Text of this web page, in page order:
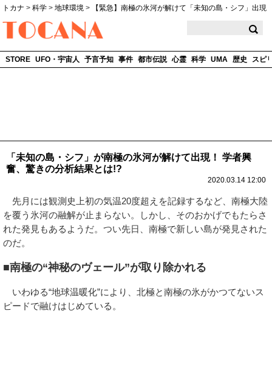
トカナ > 科学 > 地球環境 >
【緊急】南極の氷河が解けて「未知の島・シフ」出現
STORE UFO・宇宙人 予言予知 事件 都市伝説 心霊 科学 UMA 歴史 スピ
「未知の島・シフ」が南極の氷河が解けて出現！ 学者興
奮、驚きの分析結果とは!?
2020.03.14 12:00
先月には観測史上初の気温20度超えを記録するなど、南極大陸
を覆う氷河の融解が止まらない。しかし、そのおかげでもたらさ
れた発見もあるようだ。つい先日、南極で新しい島が発見された
のだ。
■南極の“神秘のヴェール”が取り除かれる
いわゆる“地球温暖化”により、北極と南極の氷がかつてないス
ピードで融けはじめている。